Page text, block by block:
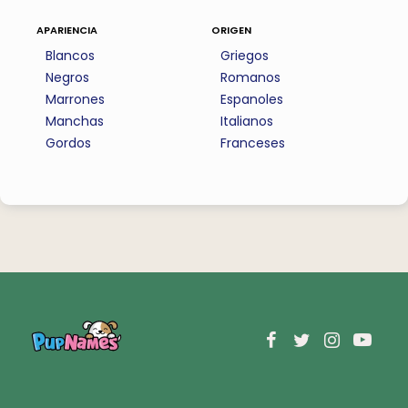
apariencia
Blancos
Negros
Marrones
Manchas
Gordos
origen
Griegos
Romanos
Espanoles
Italianos
Franceses